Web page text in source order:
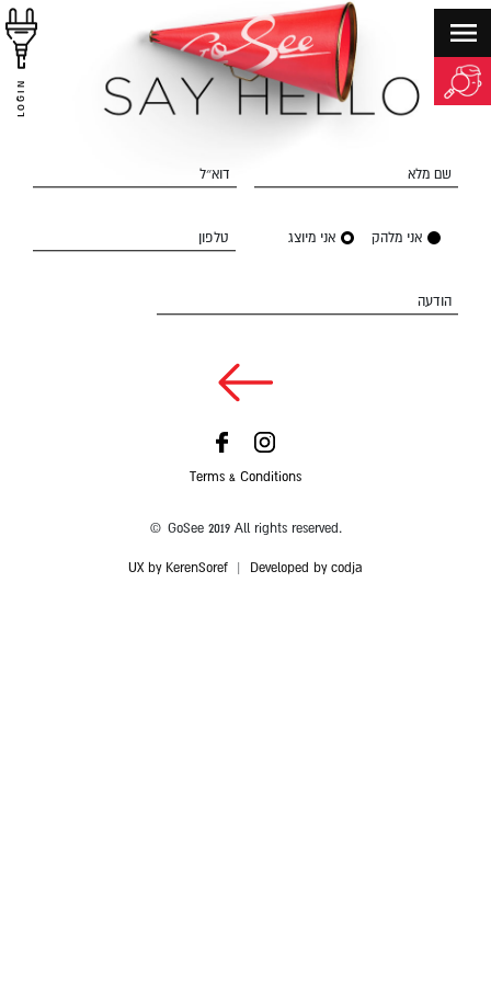
LOGIN
שם מלא דוא״ל
אני מלהק אני מיוצג טלפון
הודעה
Terms & Conditions
© GoSee 2019 All rights reserved.
UX by KerenSoref Developed by codja